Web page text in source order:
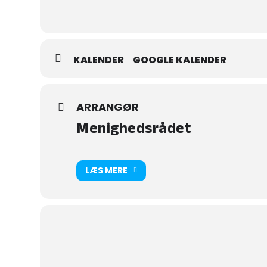
KALENDER GOOGLE KALENDER
ARRANGØR
Menighedsrådet
LÆS MERE